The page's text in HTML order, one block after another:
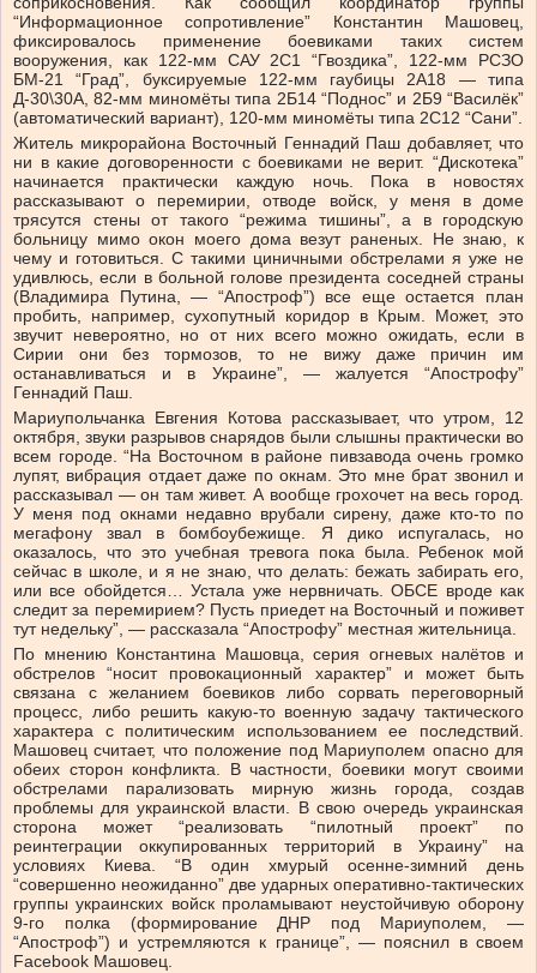
“Информационное сопротивление” Константин Машовец,
фиксировалось применение боевиками таких систем
вооружения, как 122-мм САУ 2С1 “Гвоздика”, 122-мм РСЗО
БМ-21 “Град”, буксируемые 122-мм гаубицы 2А18 — типа
Д-30\30А, 82-мм миномёты типа 2Б14 “Поднос” и 2Б9 “Василёк”
(автоматический вариант), 120-мм миномёты типа 2С12 “Сани”.
Житель микрорайона Восточный Геннадий Паш добавляет, что
ни в какие договоренности с боевиками не верит. “Дискотека”
начинается практически каждую ночь. Пока в новостях
рассказывают о перемирии, отводе войск, у меня в доме
трясутся стены от такого “режима тишины”, а в городскую
больницу мимо окон моего дома везут раненых. Не знаю, к
чему и готовиться. С такими циничными обстрелами я уже не
удивлюсь, если в больной голове президента соседней страны
(Владимира Путина, — “Апостроф”) все еще остается план
пробить, например, сухопутный коридор в Крым. Может, это
звучит невероятно, но от них всего можно ожидать, если в
Сирии они без тормозов, то не вижу даже причин им
останавливаться и в Украине”, — жалуется “Апострофу”
Геннадий Паш.
Мариупольчанка Евгения Котова рассказывает, что утром, 12
октября, звуки разрывов снарядов были слышны практически во
всем городе. “На Восточном в районе пивзавода очень громко
лупят, вибрация отдает даже по окнам. Это мне брат звонил и
рассказывал — он там живет. А вообще грохочет на весь город.
У меня под окнами недавно врубали сирену, даже кто-то по
мегафону звал в бомбоубежище. Я дико испугалась, но
оказалось, что это учебная тревога пока была. Ребенок мой
сейчас в школе, и я не знаю, что делать: бежать забирать его,
или все обойдется… Устала уже нервничать. ОБСЕ вроде как
следит за перемирием? Пусть приедет на Восточный и поживет
тут недельку”, — рассказала “Апострофу” местная жительница.
По мнению Константина Машовца, серия огневых налётов и
обстрелов “носит провокационный характер” и может быть
связана с желанием боевиков либо сорвать переговорный
процесс, либо решить какую-то военную задачу тактического
характера с политическим использованием ее последствий.
Машовец считает, что положение под Мариуполем опасно для
обеих сторон конфликта. В частности, боевики могут своими
обстрелами парализовать мирную жизнь города, создав
проблемы для украинской власти. В свою очередь украинская
сторона может “реализовать “пилотный проект” по
реинтеграции оккупированных территорий в Украину” на
условиях Киева. “В один хмурый осенне-зимний день
“совершенно неожиданно” две ударных оперативно-тактических
группы украинских войск проламывают неустойчивую оборону
9-го полка (формирование ДНР под Мариуполем, —
“Апостроф”) и устремляются к границе”, — пояснил в своем
Facebook Машовец.